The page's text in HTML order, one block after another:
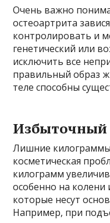
Очень важно
остеоартрита
контролировать и
генетический или
исключить все
правильный образ
теле способны
Избыточный
Лишние килограммы
косметическая
килограмм
особенно на колени
которые несут
Например, при